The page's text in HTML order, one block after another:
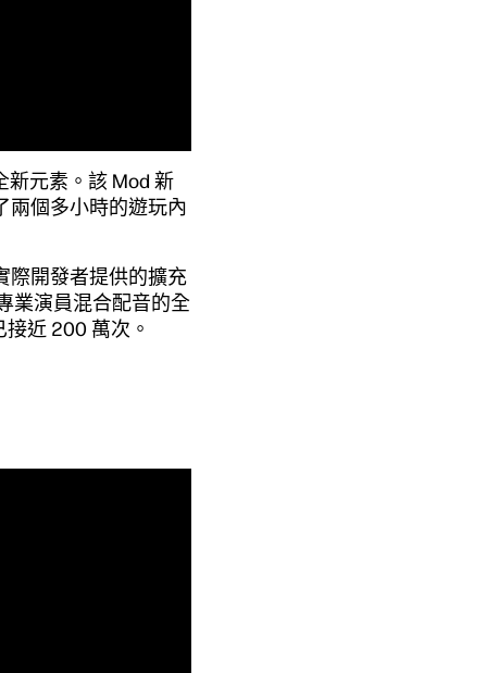
新元素。該 Mod 新
兩個多小時的遊玩內
際開發者提供的擴充
業演員混合配音的全
近 200 萬次。